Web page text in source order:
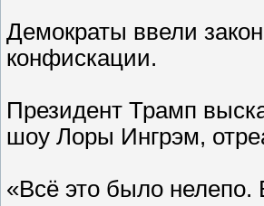
Демократы ввели
конфискации.
Президент Трамп
шоу Лоры Ингрэм,
«Всё это было нелепо.